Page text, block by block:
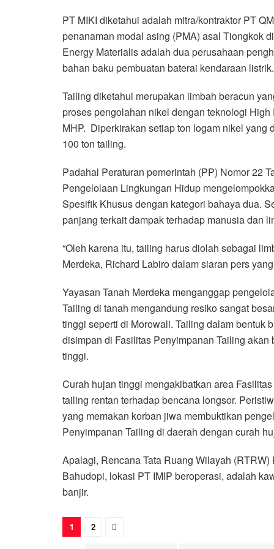
PT MIKI diketahui adalah mitra/kontraktor PT
penanaman modal asing (PMA) asal Tiongkok
Energy Materialis adalah dua perusahaan
bahan baku pembuatan baterai kendaraan listrik.
Tailing diketahui merupakan limbah beracun
proses pengolahan nikel dengan teknologi
MHP. Diperkirakan setiap ton logam nikel
100 ton tailing.
Padahal Peraturan pemerintah (PP) Nomor 22
Pengelolaan Lingkungan Hidup
Spesifik Khusus dengan kategori bahaya dua.
panjang terkait dampak terhadap manusia dan
“Oleh karena itu, tailing harus diolah sebagai
Merdeka, Richard Labiro dalam siaran pers
Yayasan Tanah Merdeka menganggap
Tailing di tanah mengandung resiko sangat
tinggi seperti di Morowali. Tailing dalam bentuk
disimpan di Fasilitas Penyimpanan Tailing
tinggi.
Curah hujan tinggi mengakibatkan area
tailing rentan terhadap bencana longsor.
yang memakan korban jiwa membuktikan
Penyimpanan Tailing di daerah dengan curah
Apalagi, Rencana Tata Ruang Wilayah
Bahudopi, lokasi PT IMIP beroperasi, adalah
banjir.
1 2